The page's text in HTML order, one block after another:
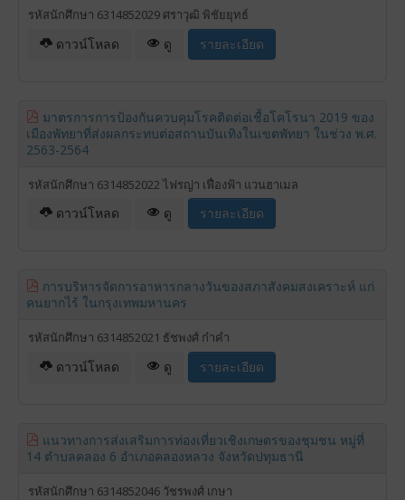
รหัสนักศึกษา 6314852029 ศราวุฒิ พิชัยยุทธ์
ดาวน์โหลด ดู รายละเอียด
มาตรการการป้องกันควบคุมโรคติดต่อเชื้อโคโรนา 2019 ของ
เมืองพัทยาที่ส่งผลกระทบต่อสถานบันเทิงในเขตพัทยา ในช่วง พ.ศ.
2563-2564
รหัสนักศึกษา 6314852022 ไฟรญ่า เฟื่องฟ้า แวนฮาเมล
ดาวน์โหลด ดู รายละเอียด
การบริหารจัดการอาหารกลางวันของสภาสังคมสงเคราะห์ แก่
คนยากไร้ ในกรุงเทพมหานคร
รหัสนักศึกษา 6314852021 ธัชพงศ์ ก๋าคำ
ดาวน์โหลด ดู รายละเอียด
แนวทางการส่งเสริมการท่องเที่ยวเชิงเกษตรของชุมชน หมู่ที่
14 ตำบลคลอง 6 อำเภอคลองหลวง จังหวัดปทุมธานี
รหัสนักศึกษา 6314852046 วัชรพงศ์ เกษา